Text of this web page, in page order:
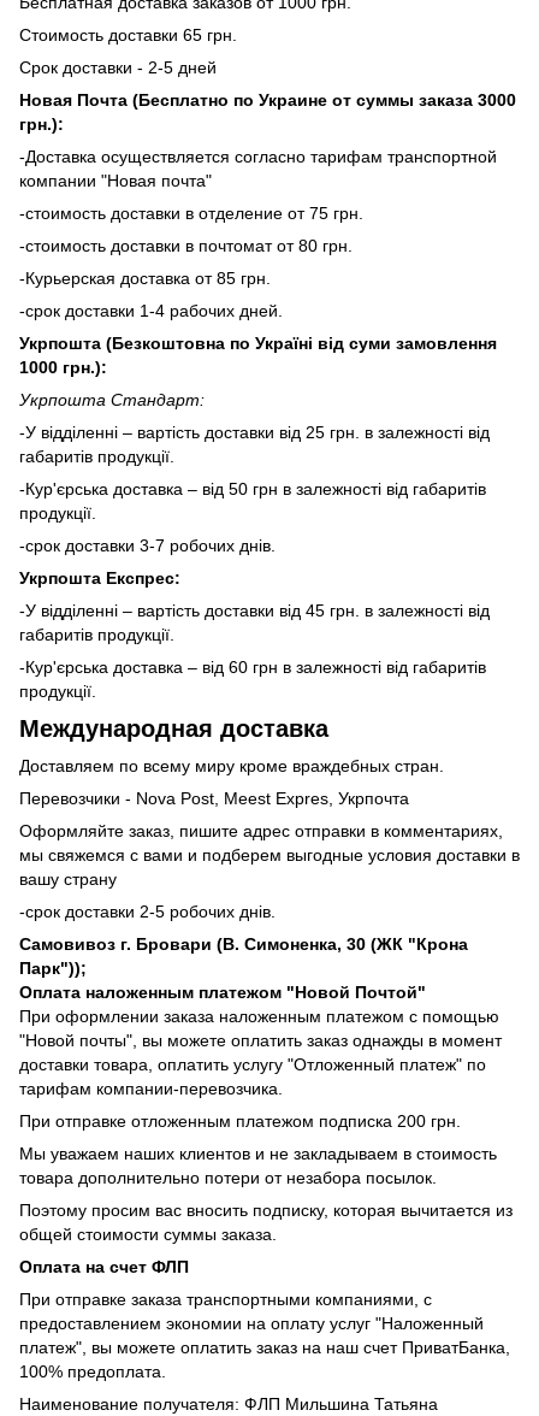
Стоимость доставки 65 грн.
Срок доставки - 2-5 дней
Новая Почта (Бесплатно по Украине от суммы заказа 3000
грн.):
-Доставка осуществляется согласно тарифам транспортной
компании "Новая почта"
-стоимость доставки в отделение от 75 грн.
-стоимость доставки в почтомат от 80 грн.
-Курьерская доставка от 85 грн.
-срок доставки 1-4 рабочих дней.
Укрпошта (Безкоштовна по Україні від суми замовлення
1000 грн.):
Укрпошта Стандарт:
-У відділенні – вартість доставки від 25 грн. в залежності від
габаритів продукції.
-Кур'єрська доставка – від 50 грн в залежності від габаритів
продукції.
-срок доставки 3-7 робочих днів.
Укрпошта Експрес:
-У відділенні – вартість доставки від 45 грн. в залежності від
габаритів продукції.
-Кур'єрська доставка – від 60 грн в залежності від габаритів
продукції.
Международная доставка
Доставляем по всему миру кроме враждебных стран.
Перевозчики - Nova Post, Meest Expres, Укрпочта
Оформляйте заказ, пишите адрес отправки в комментариях,
мы свяжемся с вами и подберем выгодные условия доставки в
вашу страну
-срок доставки 2-5 робочих днів.
Самовивоз г. Бровари (В. Симоненка, 30 (ЖК "Крона
Парк"));
Оплата наложенным платежом "Новой Почтой"
При оформлении заказа наложенным платежом с помощью
"Новой почты", вы можете оплатить заказ однажды в момент
доставки товара, оплатить услугу "Отложенный платеж" по
тарифам компании-перевозчика.
При отправке отложенным платежом подписка 200 грн.
Мы уважаем наших клиентов и не закладываем в стоимость
товара дополнительно потери от незабора посылок.
Поэтому просим вас вносить подписку, которая вычитается из
общей стоимости суммы заказа.
Оплата на счет ФЛП
При отправке заказа транспортными компаниями, с
предоставлением экономии на оплату услуг "Наложенный
платеж", вы можете оплатить заказ на наш счет ПриватБанка,
100% предоплата.
Наименование получателя: ФЛП Мильшина Татьяна